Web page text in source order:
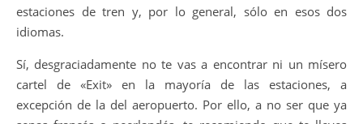
estaciones de tren y, por lo general, sólo en esos dos
idiomas.
Sí, desgraciadamente no te vas a encontrar ni un mísero
cartel de «Exit» en la mayoría de las estaciones, a
excepción de la del aeropuerto. Por ello, a no ser que ya